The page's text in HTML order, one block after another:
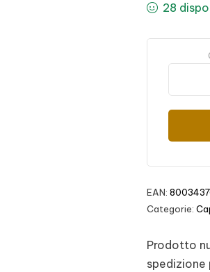
28
EAN:
Categorie:
Prodotto